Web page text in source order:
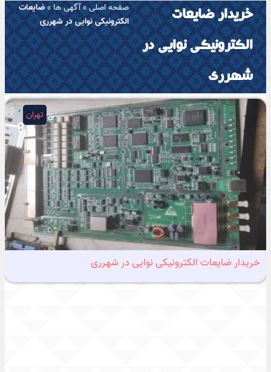
خریدار ضایعات
الکترونیکی نوایی در
شهرری
صفحه اصلی»آگهی ها»ضایعات
الکترونیکی نوایی در شهرری
تهران
خریدار ضایعات الکترونیکی نوایی در شهرری